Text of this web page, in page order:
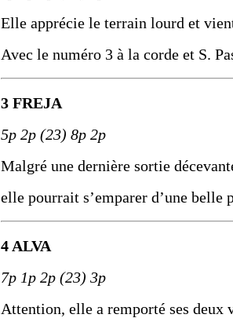
Elle apprécie le terrain lourd et
Avec le numéro 3 à la corde et S.
3 FREJA
5p 2p (23) 8p 2p
Malgré une dernière sortie
elle pourrait s’emparer d’une belle
4 ALVA
7p 1p 2p (23) 3p
Attention, elle a remporté ses deux